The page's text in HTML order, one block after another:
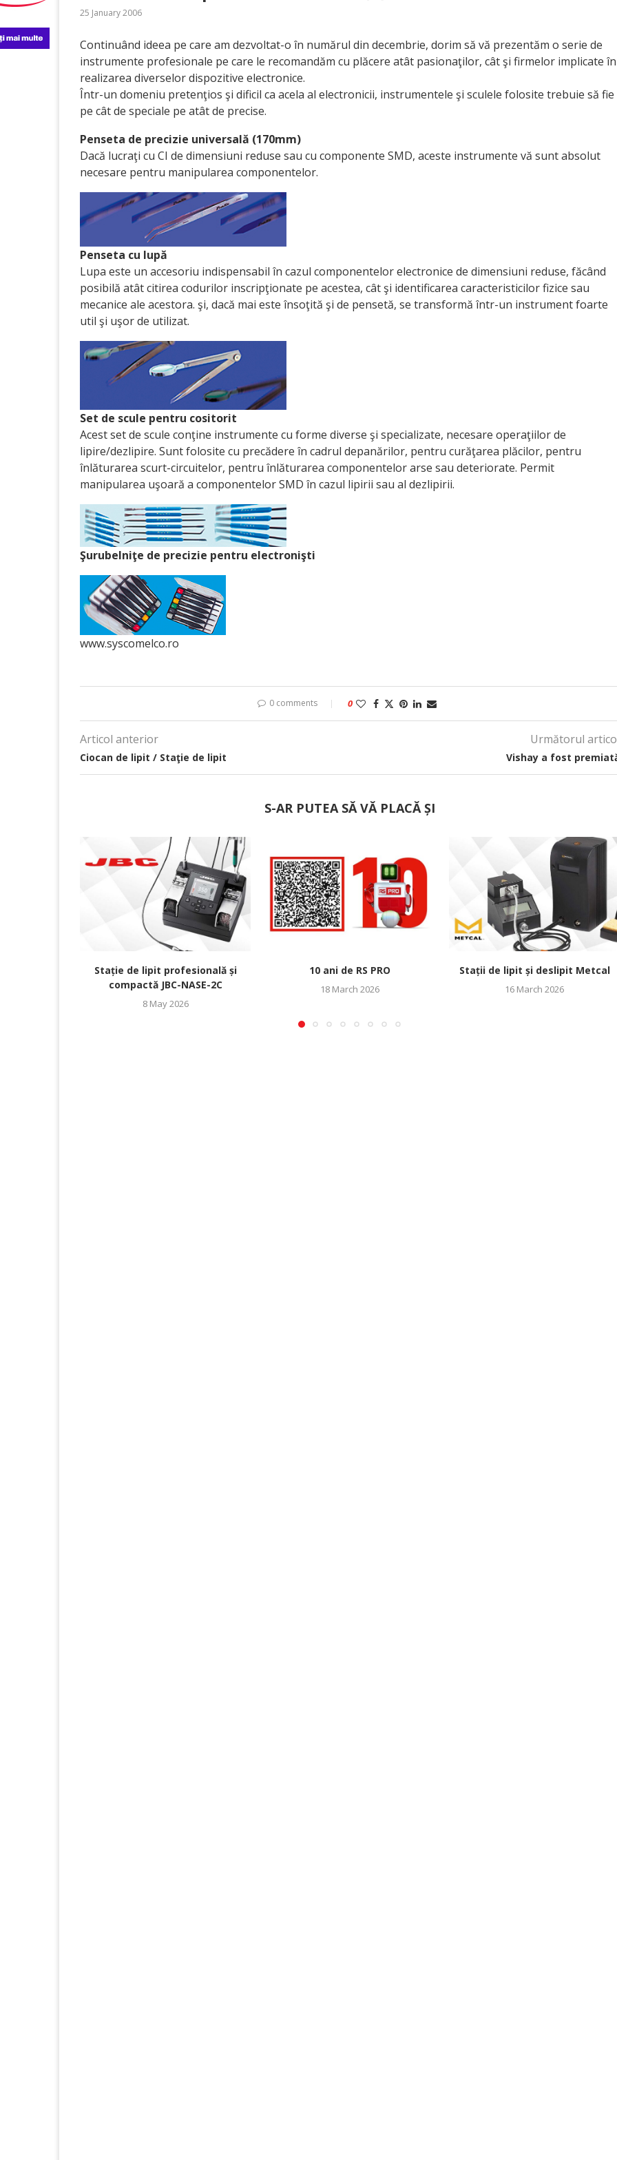
25 January 2006
Continuând ideea pe care am dezvoltat-o în numărul din decembrie, dorim să vă prezentăm o serie de
instrumente profesionale pe care le recomandăm cu plăcere atât pasionaţilor, cât şi firmelor implicate în
realizarea diverselor dispozitive electronice.
Într-un domeniu pretenţios şi dificil ca acela al electronicii, instrumentele şi sculele folosite trebuie să fie
pe cât de speciale pe atât de precise.
Penseta de precizie universală (170mm)
Dacă lucraţi cu CI de dimensiuni reduse sau cu componente SMD, aceste instrumente vă sunt absolut
necesare pentru manipularea componentelor.
Penseta cu lupă
Lupa este un accesoriu indispensabil în cazul componentelor electronice de dimensiuni reduse, făcând
posibilă atât citirea codurilor inscripţionate pe acestea, cât şi identificarea caracteristicilor fizice sau
mecanice ale acestora. şi, dacă mai este însoţită şi de pensetă, se transformă într-un instrument foarte
util şi uşor de utilizat.
Set de scule pentru cositorit
Acest set de scule conţine instrumente cu forme diverse şi specializate, necesare operaţiilor de
lipire/dezlipire. Sunt folosite cu precădere în cadrul depanărilor, pentru curăţarea plăcilor, pentru
înlăturarea scurt-circuitelor, pentru înlăturarea componentelor arse sau deteriorate. Permit
manipularea uşoară a componentelor SMD în cazul lipirii sau al dezlipirii.
Şurubelniţe de precizie pentru electronişti
www.syscomelco.ro
0 comments 0
Articol anterior
Ciocan de lipit / Staţie de lipit
Următorul
Vishay a fost
S-AR PUTEA SĂ VĂ PLACĂ ȘI
Stație de lipit profesională și
compactă JBC-NASE-2C
8 May 2026
10 ani de RS PRO
18 March 2026
Stații de lipit și deslipit Metcal
16 March 2026